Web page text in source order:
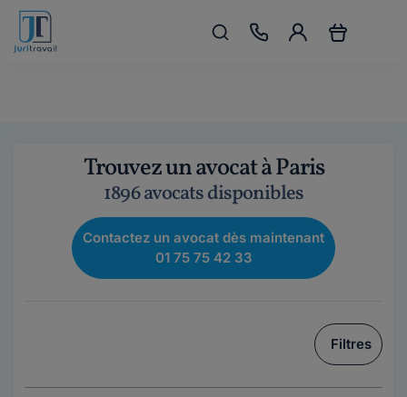
Trouvez un avocat à Paris
1896 avocats disponibles
Contactez un avocat dès maintenant
01 75 75 42 33
Filtres